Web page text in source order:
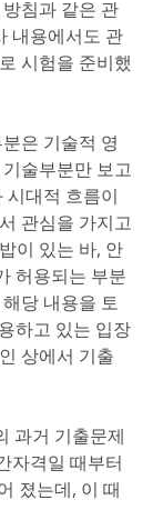
침과 같은 관
내용에서도 관
시험을 준비했
은 기술적 영
술부분만 보고
시대적 흐름이
관심을 가지고
이 있는 바, 안
허용되는 부분
당 내용을 토
하고 있는 입장
상에서 기출
과거 기출문제
자격일 때부터
졌는데, 이 때